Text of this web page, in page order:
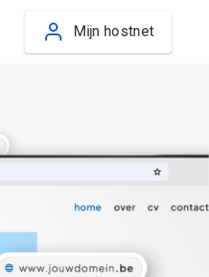
Mijn hostnet